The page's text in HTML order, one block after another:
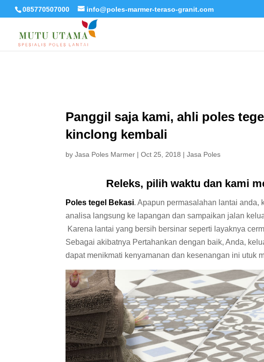
085770507000 info@poles-marmer-teraso-granit.com
Panggil saja kami, ahli poles
kinclong kembali
byJasa Poles Marmer |Oct 25, 2018 |Jasa Poles
Releks, pilih waktu dan kami
Poles tegel Bekasi. Apapun permasalahan lantai
analisa langsung ke lapangan dan sampaikan jalan
Karena lantai yang bersih bersinar seperti layaknya
Sebagai akibatnya Pertahankan dengan baik, Anda,
dapat menikmati kenyamanan dan kesenangan ini utuk